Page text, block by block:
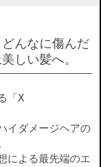
んなに傷んだ
しい髪へ。
「X
イダメージヘアの
による最先端のエ